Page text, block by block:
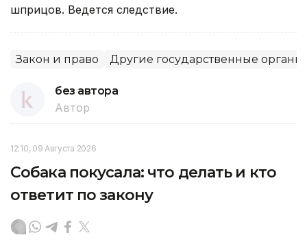
шприцов. Ведется следствие.
Закон и право Другие государственные органы
без автора
Автор
12:10, 09 Августа 2026
Собака покусала: что делать и кто
ответит по закону